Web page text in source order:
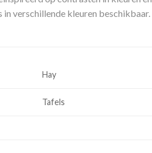
verschillende kleuren beschikbaar.
Hay
Tafels